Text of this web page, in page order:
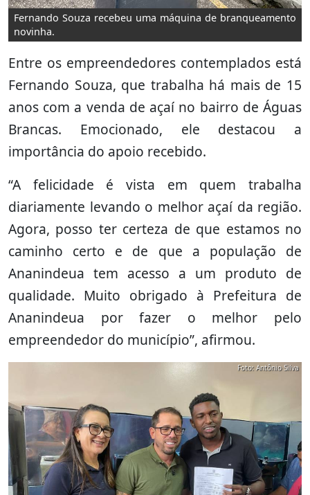
Fernando Souza recebeu uma máquina de branqueamento
novinha.
Entre os empreendedores contemplados está
Fernando Souza, que trabalha há mais de 15
anos com a venda de açaí no bairro de Águas
Brancas. Emocionado, ele destacou a
importância do apoio recebido.
“A felicidade é vista em quem trabalha
diariamente levando o melhor açaí da região.
Agora, posso ter certeza de que estamos no
caminho certo e de que a população de
Ananindeua tem acesso a um produto de
qualidade. Muito obrigado à Prefeitura de
Ananindeua por fazer o melhor pelo
empreendedor do município”, afirmou.
Foto: Antônio Silva